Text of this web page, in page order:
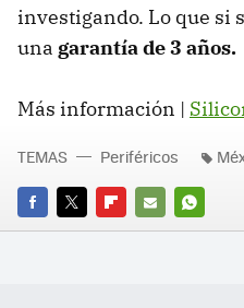
investigando. Lo que si
una garantía de 3 años.
Más información |
FACEBOOK
TWITTERFLIPBOARD
E-
TEMAS Periféricos